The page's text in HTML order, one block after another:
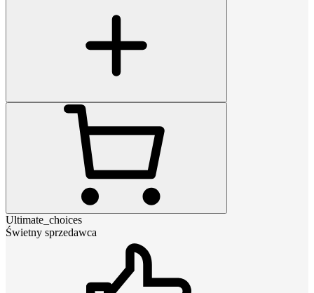
Ultimate_choices
Świetny sprzedawca